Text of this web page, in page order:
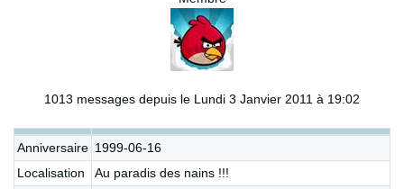
1013 messages depuis le Lundi 3 Janvier 2011 à 19:02
Anniversaire 1999-06-16
Localisation
Au paradis des nains !!!